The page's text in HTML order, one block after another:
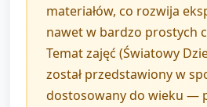
materiałów, co rozwija
nawet w bardzo prostych
Temat zajęć (Światowy
został przedstawiony w
dostosowany do wieku —